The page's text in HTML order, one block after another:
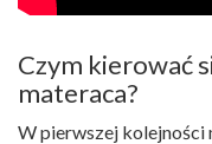
Czym kierować
materaca?
W pierwszej kolejności